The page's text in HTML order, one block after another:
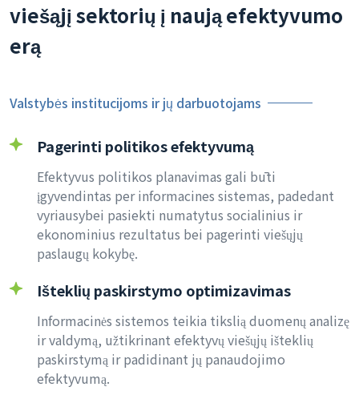
viešąjį sektorių į naują efektyvumo
erą
Valstybės institucijoms ir jų darbuotojams
Pagerinti politikos efektyvumą
Efektyvus politikos planavimas gali būti
įgyvendintas per informacines sistemas, padedant
vyriausybei pasiekti numatytus socialinius ir
ekonominius rezultatus bei pagerinti viešųjų
paslaugų kokybę.
Išteklių paskirstymo optimizavimas
Informacinės sistemos teikia tikslią duomenų analizę
ir valdymą, užtikrinant efektyvų viešųjų išteklių
paskirstymą ir padidinant jų panaudojimo
efektyvumą.